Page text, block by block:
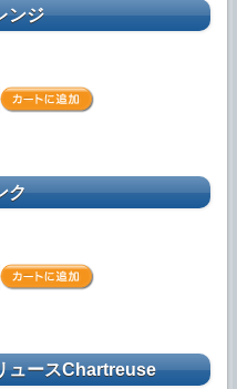
ンジ
ク
ースChartreuse